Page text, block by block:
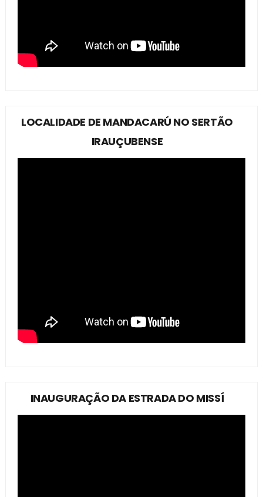
LOCALIDADE DE MANDACARÚ NO SERTÃO
IRAUÇUBENSE
INAUGURAÇÃO DA ESTRADA DO MISSÍ